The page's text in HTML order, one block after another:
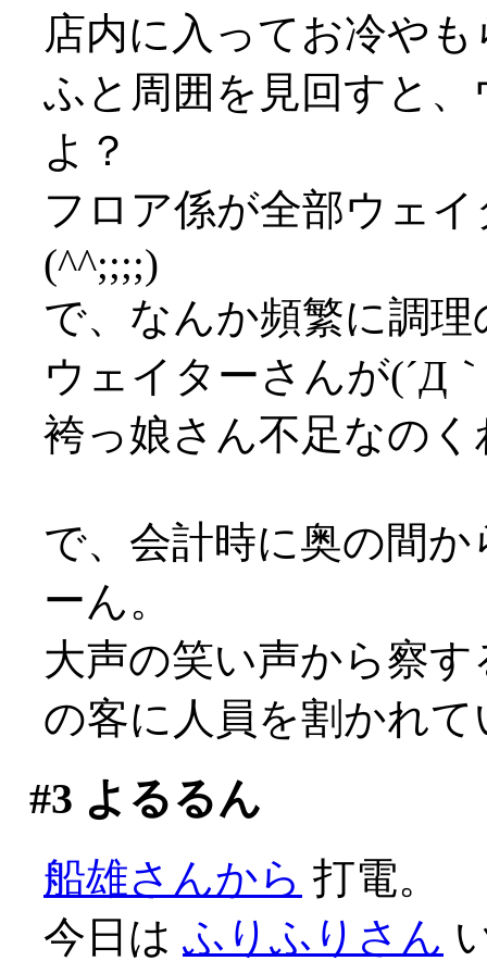
店内に入ってお冷や
ふと周囲を見回すと
よ？
フロア係が全部ウェ
(^^;;;;)
で、なんか頻繁に調
ウェイターさんが(´Д
袴っ娘さん不足なのく
で、会計時に奥の間
ーん。
大声の笑い声から察
の客に人員を割かれて
#3 よるるん
船雄さんから 打電。
今日は ふりふりさん